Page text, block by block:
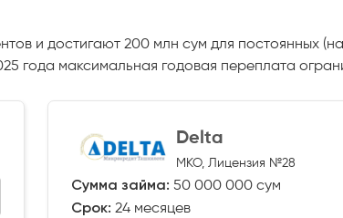
и достигают 200 млн сум для постоянных
года максимальная годовая переплата
Delta
МКО, Лицензия №28
Сумма займа: 50 000 000 сум
Срок: 24 месяцев